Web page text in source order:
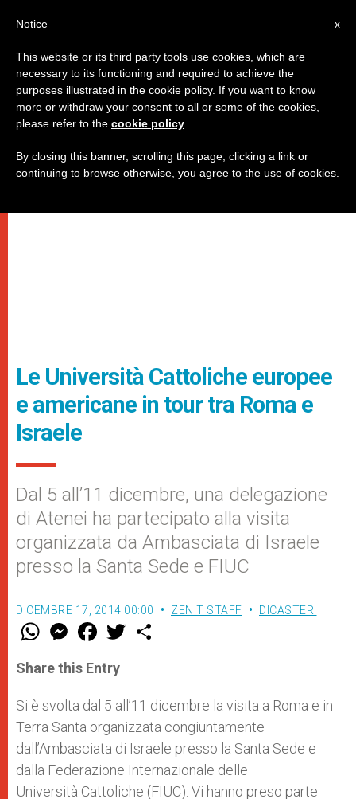
Le Università Cattoliche europee
e americane in tour tra Roma e
Israele
Dal 5 all’11 dicembre, una delegazione
di Atenei ha partecipato alla visita
organizzata da Ambasciata di Israele
presso la Santa Sede e FIUC
DICEMBRE 17, 2014 00:00 ZENIT STAFF DICASTERI
W
t
s
p
p
M
e
s
e
g
e
r
F
a
e
b
o
k
w
r
Share this Entry
Si è svolta dal 5 all’11 dicembre la visita a Roma e in
Terra Santa organizzata congiuntamente
dall’Ambasciata di Israele presso la Santa Sede e
dalla Federazione Internazionale delle
Università Cattoliche (FIUC). Vi hanno preso parte
x
Notice
This website or its third party tools use cookies, which are
necessary to its functioning and required to achieve the
purposes illustrated in the cookie policy. If you want to know
more or withdraw your consent to all or some of the cookies,
please refer to the cookie policy
By closing this banner, scrolling this page, clicking a link or
continuing to browse otherwise, you agree to the use of cookies.